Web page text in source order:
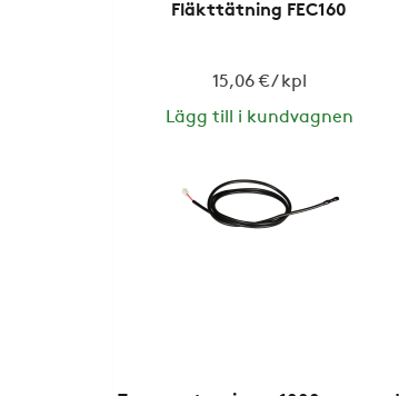
Fläkttätning FEC160
15,06 € / kpl
Lägg till i kundvagnen